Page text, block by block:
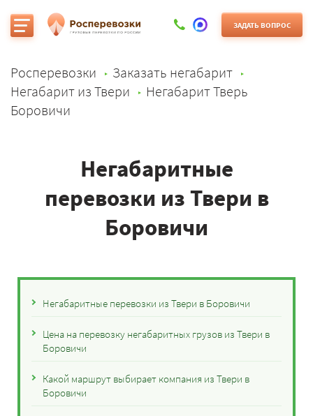
ЗАДАТЬ ВОПРОС
Росперевозки
Заказать негабарит
Негабарит из Твери
Негабарит Тверь
Боровичи
Негабаритные
перевозки из Твери в
Боровичи
Негабаритные перевозки из Твери в Боровичи
Цена на перевозку негабаритных грузов из Твери в
Боровичи
Какой маршрут выбирает компания из Твери в
Боровичи